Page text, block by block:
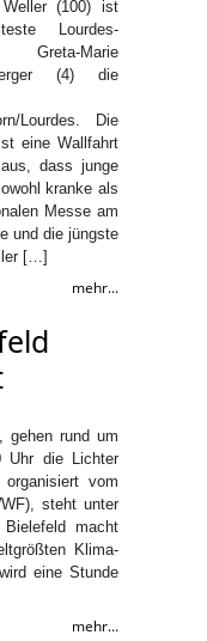
Weller (100) ist
Lourdes-
Greta-Marie
(4) die
Lourdes. Die
eine Wallfahrt
dass junge
kranke als
Messe am
und die jüngste
[…]
mehr...
gehen rund um
Uhr die Lichter
vom
steht unter
macht
Klima-
eine Stunde
mehr...